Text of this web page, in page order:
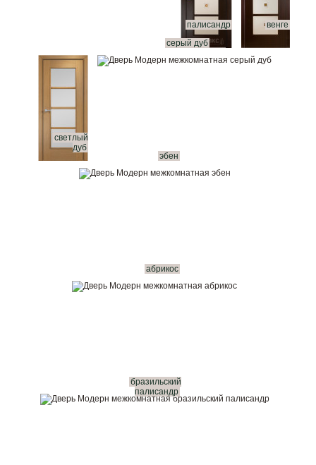
палисандр венге
светлый
дуб
серый дуб
эбен
абрикос
бразильский
палисандр